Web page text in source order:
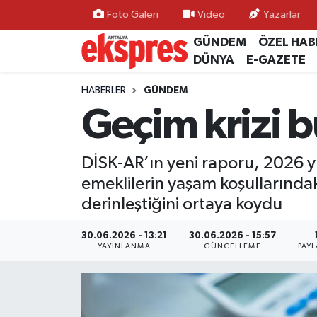
Foto Galeri Video Yazarlar
GÜNDEM ÖZEL
DÜNYA
E-GAZETE
HABERLER GÜNDEM
Geçim krizi
DİSK-AR’ın yeni raporu, 2026
emeklilerin yaşam
derinleştiğini ortaya koydu
30.06.2026 - 13:21
YAYINLANMA
30.06.2026 - 15:57
GÜNCELLEME
1
ÖZEL HABER
GÜNDEM
YEREL GÜNDEM
EKONOMİ
KÜLTÜR - SANAT
Nöbetçi Eczaneler
Hava Durumu
Trafik Durumu
Süper Lig Puan Durumu ve Fikstür
Tüm Manşetler
Son Dakika Haberleri